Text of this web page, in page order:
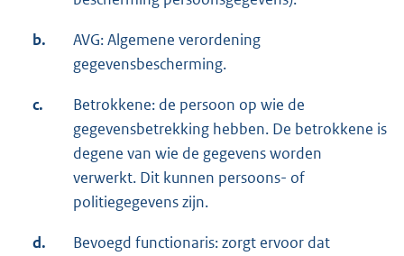
b.
AVG: Algemene verordening
gegevensbescherming.
c.
Betrokkene: de persoon op wie de
gegevensbetrekking hebben. De betrokkene is
degene van wie de gegevens worden
verwerkt. Dit kunnen persoons- of
politiegegevens zijn.
d.
Bevoegd functionaris: zorgt ervoor dat